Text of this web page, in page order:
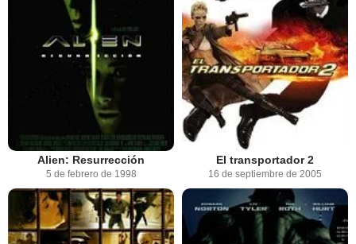
Alien: Resurrección
5 de febrero de 1998
El transportador 2
16 de septiembre de 2005